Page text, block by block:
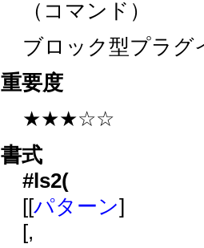
（コマンド）
ブロック型プラグ
重要度
★★★☆☆
書式
#ls2(
[[パターン]
[,